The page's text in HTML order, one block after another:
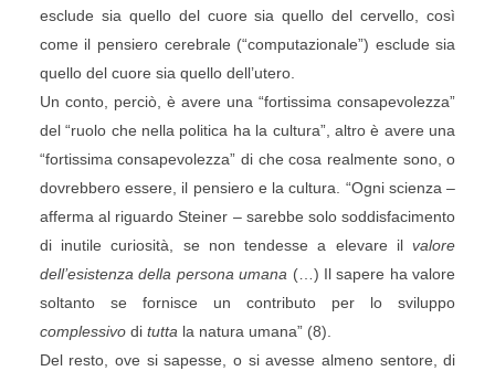
esclude sia quello del cuore sia quello del cervello, così
come il pensiero cerebrale (“computazionale”) esclude sia
quello del cuore sia quello dell’utero.
Un conto, perciò, è avere una “fortissima consapevolezza”
del “ruolo che nella politica ha la cultura”, altro è avere una
“fortissima consapevolezza” di che cosa realmente sono, o
dovrebbero essere, il pensiero e la cultura. “Ogni scienza –
afferma al riguardo Steiner – sarebbe solo soddisfacimento
di inutile curiosità, se non tendesse a elevare ilvalore
dell’esistenza della persona umana (…) Il sapere ha valore
soltanto se fornisce un contributo per lo sviluppo
complessivodi tutta la natura umana” (8).
Del resto, ove si sapesse, o si avesse almeno sentore, di